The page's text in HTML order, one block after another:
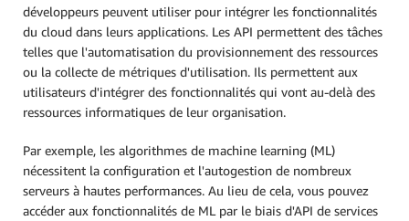
développeurs peuvent utiliser pour intégrer les fonctionnalités
du cloud dans leurs applications. Les API permettent des tâches
telles que l'automatisation du provisionnement des ressources
ou la collecte de métriques d'utilisation. Ils permettent aux
utilisateurs d'intégrer des fonctionnalités qui vont au-delà des
ressources informatiques de leur organisation.
Par exemple, les algorithmes de machine learning (ML)
nécessitent la configuration et l'autogestion de nombreux
serveurs à hautes performances. Au lieu de cela, vous pouvez
accéder aux fonctionnalités de ML par le biais d'API de services